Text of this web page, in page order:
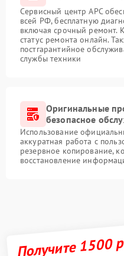
Сервисный центр APC
всей РФ, бесплатную
включая срочный ремонт.
статус ремонта онлайн.
постгарантийное
службы техники
Оригинальные
безопасное
Использование
аккуратная работа с
резервное копирование,
восстановление
Получите 1500